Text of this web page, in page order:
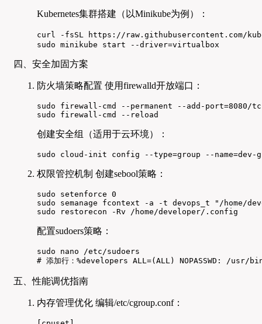
Kubernetes集群搭建（以Minikube为例）：
curl -fsSL https://raw.githubusercontent.com/
sudo minikube start --driver=virtualbox
四、安全加固方案
防火墙策略配置 使用firewalld开放端口：
sudo firewall-cmd --permanent --add-port=8080/
sudo firewall-cmd --reload
创建安全组（适用于云环境）：
sudo cloud-init config --type=group --name=dev-
权限管控机制 创建sebool策略：
sudo setenforce 0
sudo semanage fcontext -a -t devops_t "/home/
sudo restorecon -Rv /home/developer/.config
配置sudoers策略：
sudo nano /etc/sudoers
# 添加行：%developers ALL=(ALL) NOPASSWD: /
五、性能调优指南
内存管理优化 编辑/etc/cgroup.conf：